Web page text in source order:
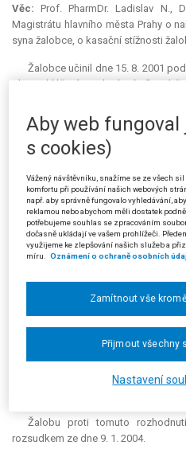
Věc:Prof. PharmDr. Ladislav N.,
Magistrátu hlavního města Prahy o
syna žalobce, o kasační stížnosti
Žalobce učinil dne 15. 8. 2001
Sb. prohlášení o nabytí státního
věku dítěte, a to z důvodu, že
občanství České republiky žalobci.
Úřad městské části Praha 1
prohlášení odmítnul s odůvodněním,
syn starší 15 let, a nebyla proto
Magistrát hlavního města Prahy
zamítl žalobcovo odvolání a
potvrdil. Žalobce nesplnil
Na danou věc nebylo možno
podle něhož lze promíjet pouze
jednotlivých procesních úkonů v
zákona č. 40/1993 Sb. však není
úkonu: je zde určena pouze
samostatné prohlášení o nabytí
orgán pouze zkoumá, zda je tato
Žalobu proti tomuto
rozsudkem ze dne 9. 1. 2004.
Aby web
s cookies)
Vážený návštěvníku, snažíme se ze všech
komfortu při používání našich webových
např. aby správně fungovalo vyhledávání,
reklamou nebo abychom měli dostatek
potřebujeme souhlas se zpracováním
dočasně ukládají ve vašem prohlížeči.
využijeme ke zlepšování našich služeb a
míru.
Oznámení o ochraně osobních
Nastavení
Zamítnout vše
Přijmout všechny